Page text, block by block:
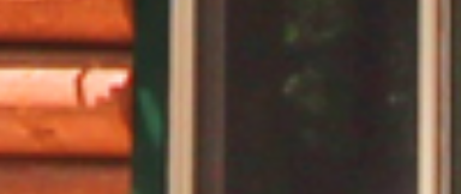
PROMO L'ÉTÉ EN GRAND